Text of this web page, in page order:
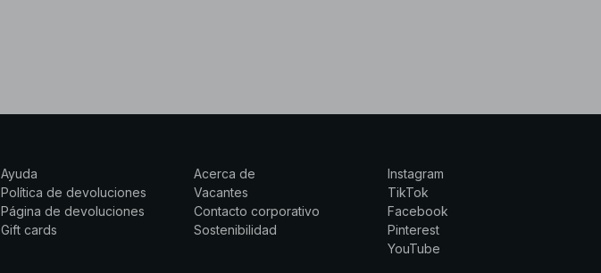
Ayuda
Política de devoluciones
Página de devoluciones
Gift cards
Acerca de
Vacantes
Contacto corporativo
Sostenibilidad
Instagram
TikTok
Facebook
Pinterest
YouTube